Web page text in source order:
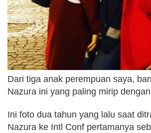
Dari tiga anak perempuan saya,
Nazura ini yang paling mirip
Ini foto dua tahun yang lalu saat
Nazura ke Intl Conf pertamanya